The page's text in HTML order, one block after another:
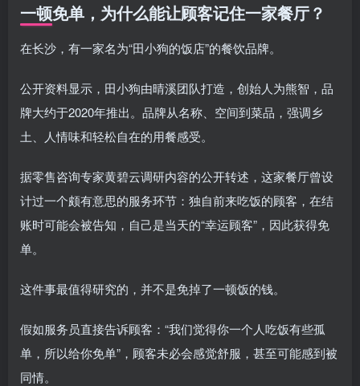
一顿免单，为什么能让顾客记住一家餐厅？
在长沙，有一家名为“田小狗的饭店”的餐饮品牌。
公开资料显示，田小狗由晴溪团队打造，创始人为熊智，品
牌大约于2020年推出。品牌从名称、空间到菜品，强调乡
土、人情味和轻松自在的用餐感受。
据零售咨询专家黄碧云调研内容的公开转述，这家餐厅曾设
计过一个颇有意思的服务环节：独自前来吃饭的顾客，在结
账时可能会被告知，自己是当天的“幸运顾客”，因此获得免
单。
这件事最值得研究的，并不是免掉了一顿饭的钱。
假如服务员直接告诉顾客：“我们觉得你一个人吃饭有些孤
单，所以给你免单”，顾客未必会感觉舒服，甚至可能感到被
同情。